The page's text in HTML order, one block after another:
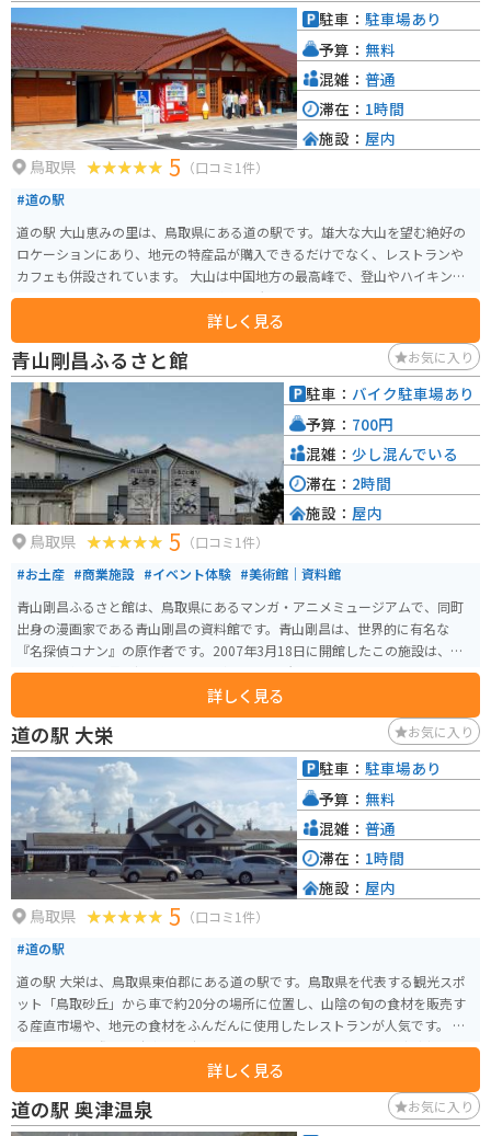
nic なルートも多いので、バイクで touring を楽しむのもおすすめです。 道の
駅 ポート赤碕は、鳥取県の東部を観光する際の拠点としても最適な場所で
す。周辺には、鳥取砂丘や浦富海岸など、観光スポットも多数あります。
鳥取県 5 （口コミ1件）
#道の駅
道の駅 大山恵みの里は、鳥取県にある道の駅です。雄大な大山を望む絶好の
ロケーションにあり、地元の特産品が購入できるだけでなく、レストランや
カフェも併設されています。 大山は中国地方の最高峰で、登山やハイキング
のメッカとして知られています。道の駅 大山恵みの里は、これらのアクティ
ビティの拠点としても最適です。バイクで訪れる場合、道の駅には広い駐車
場が完備されているので安心です。大山周辺はワインディングロードも多い
ため、ツーリングにもおすすめです。 地元の名産品としては、大山乳業の白
バラ牛乳を使ったソフトクリームやチーズ、大山そばなどが人気です。道の
駅で購入できるほか、併設のレストランでも味わうことができます。また、
大山周辺は温泉地としても知られており、道の駅から少し足を延ばせば、日
帰り入浴可能な温泉施設も数多くあります。
詳しく見る
駐車： 駐車場あり
予算： 無料
混雑： 普通
滞在： 1時間
施設： 屋内
青山剛昌ふるさと館 お気に入り
鳥取県 5 （口コミ1件）
#お土産 #商業施設 #イベント体験 #美術館｜資料館
青山剛昌ふるさと館は、鳥取県にあるマンガ・アニメミュージアムで、同町
出身の漫画家である青山剛昌の資料館です。青山剛昌は、世界的に有名な
『名探偵コナン』の原作者です。2007年3月18日に開館したこの施設は、青
山剛昌の作品世界を深く知ることができる場所として、多くのファンに愛さ
山剛昌の作品に関する原画や資料が展示されており、創作活動の軌跡をたど
ることができます。イベントも多々開催されており。いつ行っても楽します。
ここ限定のグッズも販売されており、 名探偵コナンが好きな人にはたまらな
いスポットです 施設は道の駅大栄に隣接しており、アクセスも便利です。営
業時間は9:30から17:30までで、年中無休で運営されています。入館料は大人
700円、中学生・高校生500円です。
詳しく見る
駐車： バイク駐車場あり
予算： 700円
混雑： 少し混んでいる
滞在： 2時間
施設： 屋内
道の駅 大栄 お気に入り
鳥取県 5 （口コミ1件）
#道の駅
道の駅 大栄は、鳥取県東伯郡にある道の駅です。鳥取県を代表する観光スポ
ット「鳥取砂丘」から車で約20分の場所に位置し、山陰の旬の食材を販売す
る産直市場や、地元の食材をふんだんに使用したレストランが人気です。 バ
イクで訪れる際は、駐車場も広々としているため安心です。鳥取砂丘方面へ
のアクセスも良好なので、ツーリングの休憩スポットとしても最適です。 地
元の特産品である二十世紀梨を使ったソフトクリームやジュースは、道の駅
大栄の名物として人気があります。 また、隣接する「ふれあい会館」では、
詳しく見る
駐車： 駐車場あり
予算： 無料
混雑： 普通
滞在： 1時間
施設： 屋内
道の駅 奥津温泉 お気に入り